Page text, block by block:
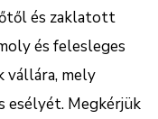
és zaklatott
és felesleges
vállára, mely
esélyét. Megkérjük